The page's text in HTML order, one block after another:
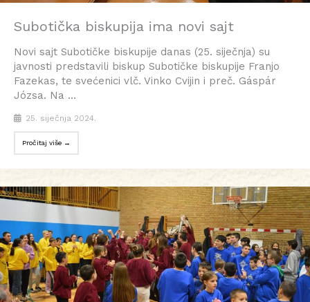
Subotička biskupija ima novi sajt
Novi sajt Subotičke biskupije danas (25. siječnja) su
javnosti predstavili biskup Subotičke biskupije Franjo
Fazekas, te svećenici vlč. Vinko Cvijin i preč. Gáspár
Józsa. Na ...
25. siječnja 2024.
Pročitaj više →